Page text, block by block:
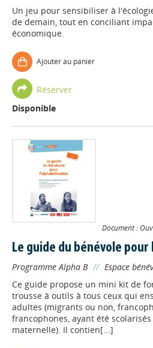
Un jeu pour sensibiliser à
de demain, tout en conciliant
économique.
Ajouter au panier
Réserver
Disponible
Document :
Le guide du bénévole
Programme Alpha B // Espace
Ce guide propose un mini kit de
trousse à outils à tous ceux qui
adultes (migrants ou non,
francophones, ayant été
maternelle). Il contien[...]